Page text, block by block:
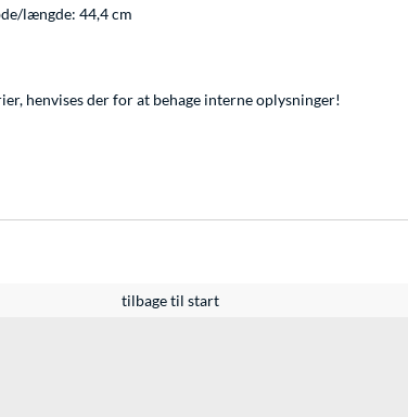
længde: 44,4 cm
henvises der for at behage interne oplysninger!
tilbage til start